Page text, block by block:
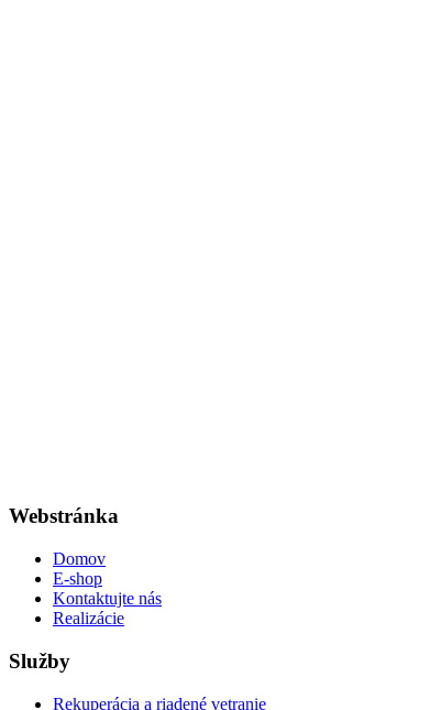
Webstránka
Domov
E-shop
Kontaktujte nás
Realizácie
Služby
Rekuperácia a riadené vetranie